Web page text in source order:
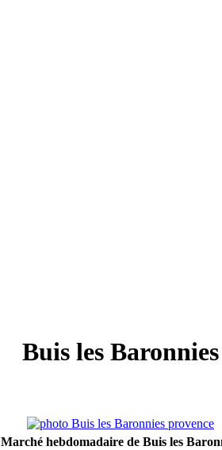
Buis les Baronnies
Marché hebdomadaire de Buis les